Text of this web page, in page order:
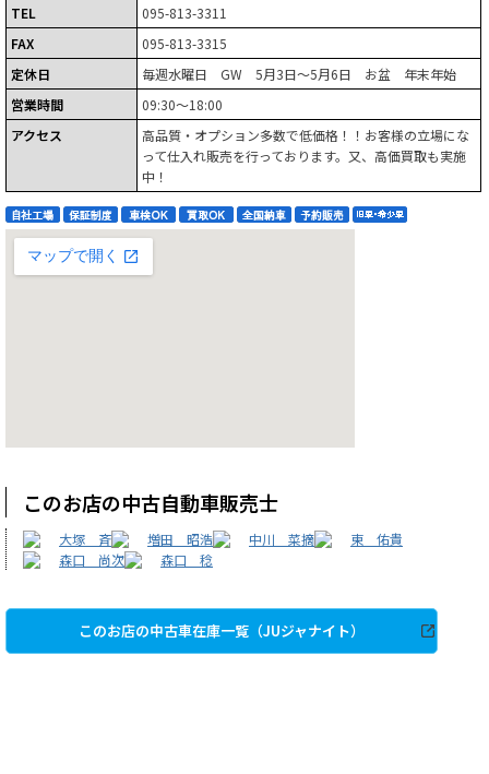
TEL
095-813-3311
FAX
095-813-3315
定休日
毎週水曜日 GW 5月3日～5月6日 お盆 年末年始
営業時間
09:30～18:00
アクセス
高品質・オプション多数で低価格！！お客様の立場にな
って仕入れ販売を行っております。又、高価買取も実施
中！
このお店の中古自動車販売士
大塚 斉 増田 昭浩 中川 菜摘
東 佑貴
森口 尚次
森口 稔
このお店の中古車在庫一覧（JUジャナイト）